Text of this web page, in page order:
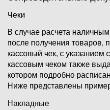
Чеки
В случае расчета
после получения товаров,
кассовый чек, с указанием
кассовым чеком также
котором подробно
Ниже представлены
Накладные